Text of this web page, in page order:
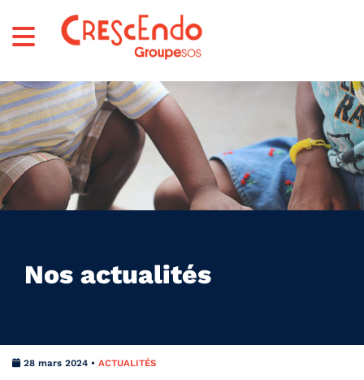
Nos actualités
28 mars 2024 • ACTUALITÉS